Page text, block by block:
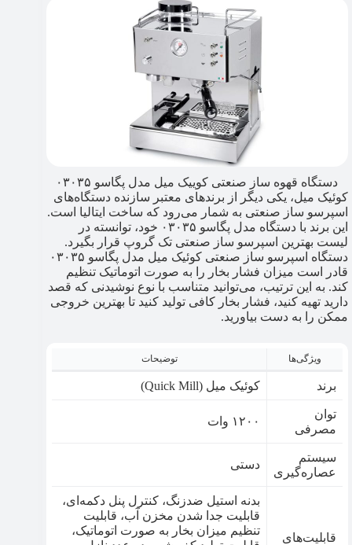
دستگاه قهوه ساز صنعتی کوییک میل مدل پگاسو ۰۳۰۳۵
کوئیک میل، یکی دیگر از برندهای معتبر سازنده دستگاه‌های
اسپرسو ساز صنعتی به شمار می‌رود که ساخت ایتالیا است.
این برند با دستگاه مدل پگاسو ۰۳۰۳۵ خود، توانسته در
لیست بهترین اسپرسو ساز صنعتی تک گروپ قرار بگیرد.
دستگاه اسپرسو ساز صنعتی کوئیک میل مدل پگاسو ۰۳۰۳۵
قادر است میزان فشار بخار را به صورت اتوماتیک تنظیم
کند. به این ترتیب، می‌توانید متناسب با نوع نوشیدنی که قصد
دارید تهیه کنید، فشار بخار کافی تولید کنید تا بهترین خروجی
ممکن را به دست بیاورید.
ویژگی‌ها توضیحات
برند کوئیک میل (Quick Mill)
توان
مصرفی
۱۲۰۰ وات
سیستم
عصاره‌گیری
دستی
قابلیت‌های
بدنه استیل ضدزنگ، کنترل پنل دکمه‌ای،
قابلیت جدا شدن مخزن آب، قابلیت
تنظیم میزان بخار به صورت اتوماتیک،